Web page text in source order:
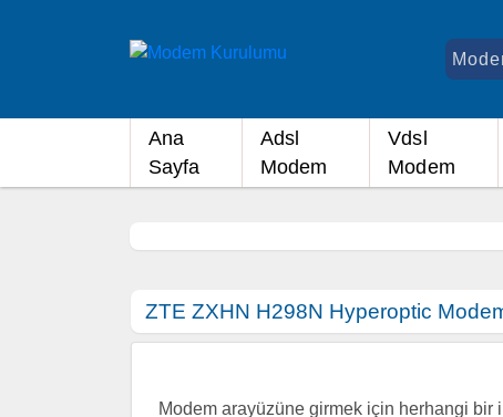
Ana
Sayfa
Adsl
Modem
Vdsl
Modem
ZTE ZXHN H298N Hyperoptic
Modem arayüzüne girmek için herhangi bir